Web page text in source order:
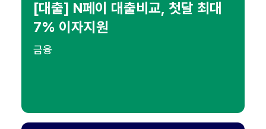
[대출] N페이 대출비교, 첫달 최대
7% 이자지원
금융